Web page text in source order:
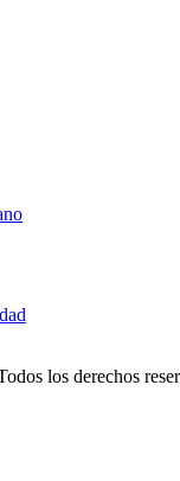
los derechos